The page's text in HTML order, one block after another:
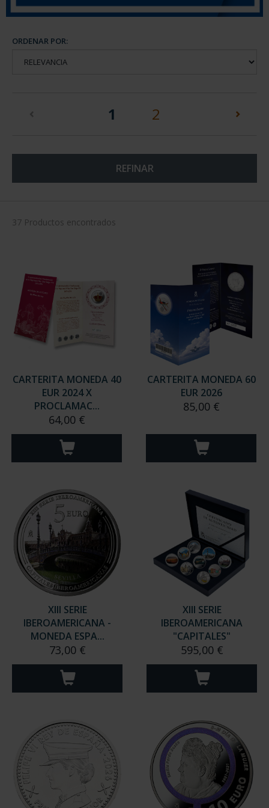
ORDENAR POR:
1 (current)
2
REFINAR
37 Productos encontrados
CARTERITA MONEDA 40
EUR 2024 X
PROCLAMAC...
64,00 €
CARTERITA MONEDA 60
EUR 2026
85,00 €
XIII SERIE
IBEROAMERICANA -
MONEDA ESPA...
73,00 €
XIII SERIE
IBEROAMERICANA
"CAPITALES"
595,00 €